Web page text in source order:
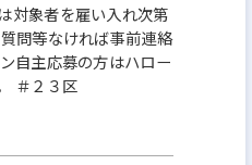
対象者を雇い入れ次第
問等なければ事前連絡
自主応募の方はハロー
＃２３区